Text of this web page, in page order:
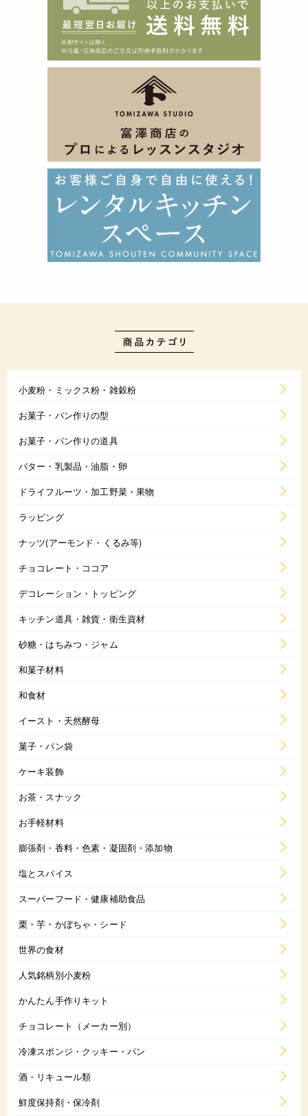
小麦粉・ミックス粉・雑穀粉
お菓子・パン作りの型
お菓子・パン作りの道具
バター・乳製品・油脂・卵
ドライフルーツ・加工野菜・果物
ラッピング
ナッツ(アーモンド・くるみ等)
チョコレート・ココア
デコレーション・トッピング
キッチン道具・雑貨・衛生資材
砂糖・はちみつ・ジャム
和菓子材料
和食材
イースト・天然酵母
菓子・パン袋
ケーキ装飾
お茶・スナック
お手軽材料
膨張剤・香料・色素・凝固剤・添加物
塩とスパイス
スーパーフード・健康補助食品
栗・芋・かぼちゃ・シード
世界の食材
人気銘柄別小麦粉
かんたん手作りキット
チョコレート（メーカー別）
冷凍スポンジ・クッキー・パン
酒・リキュール類
鮮度保持剤・保冷剤